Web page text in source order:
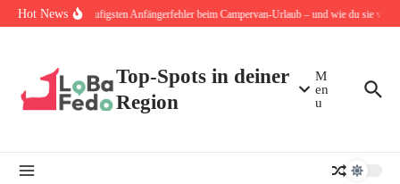
Zum Inhalt springen
Hot NewsDie 10 häufigsten Anfängerfehler beim Campervan-Urlaub – und wie du sie von
Top-Spots in deiner
Region
M
en
u